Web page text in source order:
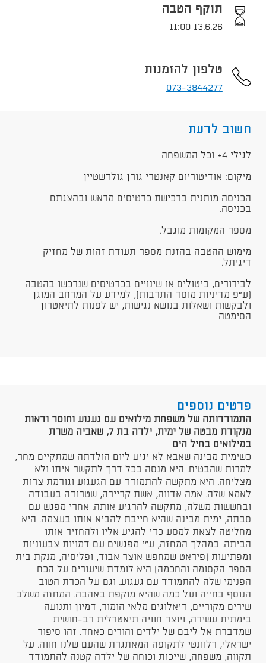
תוקף הטבה
13.6.26 11:00
טלפון להזמנות
073-3844277
חשוב לדעת
לגילי 4+ וכל המשפחה
​מיקום: אודיטוריום קאנטרי גורן גולדשטיין
הכניסה מותנית ברכישת כרטיסים מראש ובהצגתם
בכניסה.
מספר המקומות מוגבל.
מימוש ההטבה בהזנת מספר תעודת זהות של מחזיק
דיגיתל.
לבירורים, ביטולים או שינויים בכרטיסים שנרכשו בהטבה
(ע"פ מדיניות מוסד התרבות), למידע על המרחב המוגן
ולבקשות ושאלות בנושא נגישות, יש לפנות לתיאטרון
הסימטה
פרטים נוספים
התמודדותה של משפחת מילואים עם געגוע וחוסר ודאות
מנקודת מבטה של ימית, ילדה בת 7, שאביה משרת
במילואים בחיל הים
כשימית מבינה שאבא לא יגיע ליום הולדתה שמתקיים מחר,
למרות שהבטיח. היא מנסה בכל דרך לתקשר איתו ולא
מצליחה. היא מתקשה להתמודד עם הגעגוע וגורמת צרות
לאמא שלה. אמה אדווה, אשת קריירה, שטרודה בעבודה
ובחששות משלה, מתקשה להרגיע אותה. אחרי מפגש עם
סבתה, ימית מבינה שהיא חייבת להביא אותו בעצמה. היא
מחליטה לצאת למסע כדי להגיע אליו ולהחזיר אותו
הביתה. במהלך המחזה, ע"י מפגשים עם דמויות צבעוניות
ומפתיעות (פיראט שמחפש אוצר אבוד, ופליסיה, מנקת בית
הספר הקסומה והחכמה) היא לומדת שיעורים על הכח
הפנימי שלה להתמודד עם געגוע. וגם על הכרת הטוב
הנוסף בחייה ועל כמה שהיא מוקפת באהבה. המחזה משלב
שירים מקוריים, דיאלוגים מלאי הומור, דמיון ותנועה
בימתית עשירה, ויוצר חוויה תיאטרלית רב-חושית
שמדברת אל ליבם של ילדים והורים כאחד. זהו סיפור
ישראלי, רלוונטי לתקופה המאתגרת שהעם שלנו חווה. על
תקווה, משפחה, שייכות וכוחה של ילדה קטנה להתמודד